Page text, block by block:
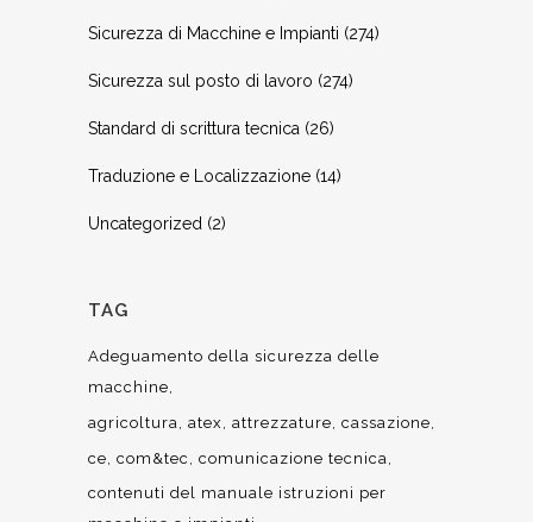
Sicurezza di Macchine e Impianti (274)
Sicurezza sul posto di lavoro (274)
Standard di scrittura tecnica (26)
Traduzione e Localizzazione (14)
Uncategorized (2)
TAG
Adeguamento della sicurezza delle
macchine
agricoltura atex attrezzature cassazione
ce com&tec
comunicazione tecnica
contenuti del manuale istruzioni per